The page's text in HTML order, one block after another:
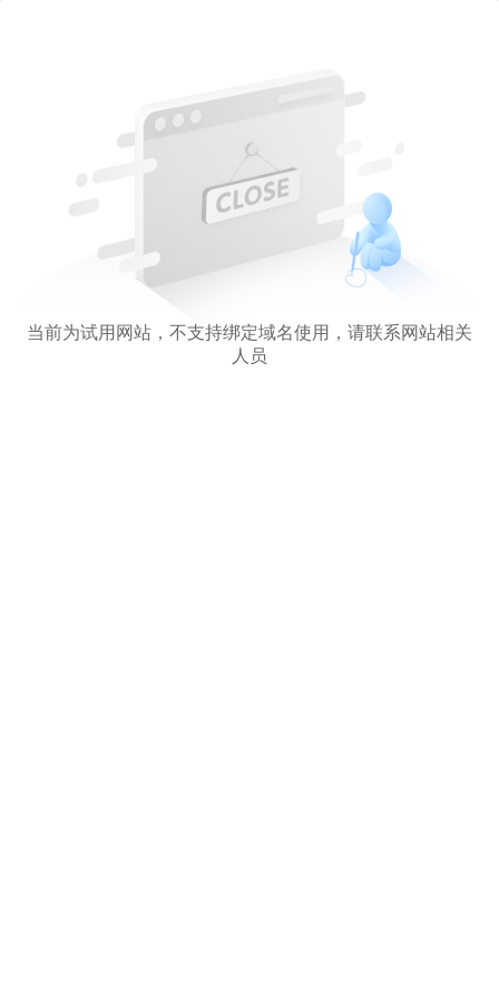
当前为试用网站，不支持绑定域名使用，请联系网站相关
人员